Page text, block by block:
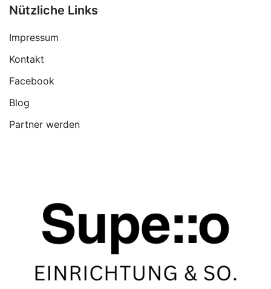
Nützliche Links
Impressum
Kontakt
Facebook
Blog
Partner werden